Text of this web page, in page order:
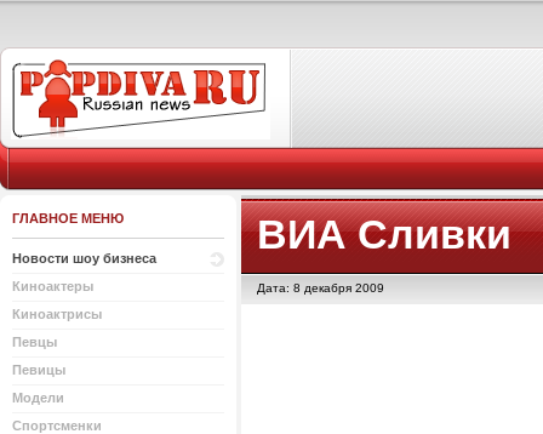
ГЛАВНОЕ МЕНЮ
Новости шоу бизнеса
Киноактеры
Киноактрисы
Певцы
Певицы
Модели
Спортсменки
ВИА Сливки
Дата: 8 декабря 2009